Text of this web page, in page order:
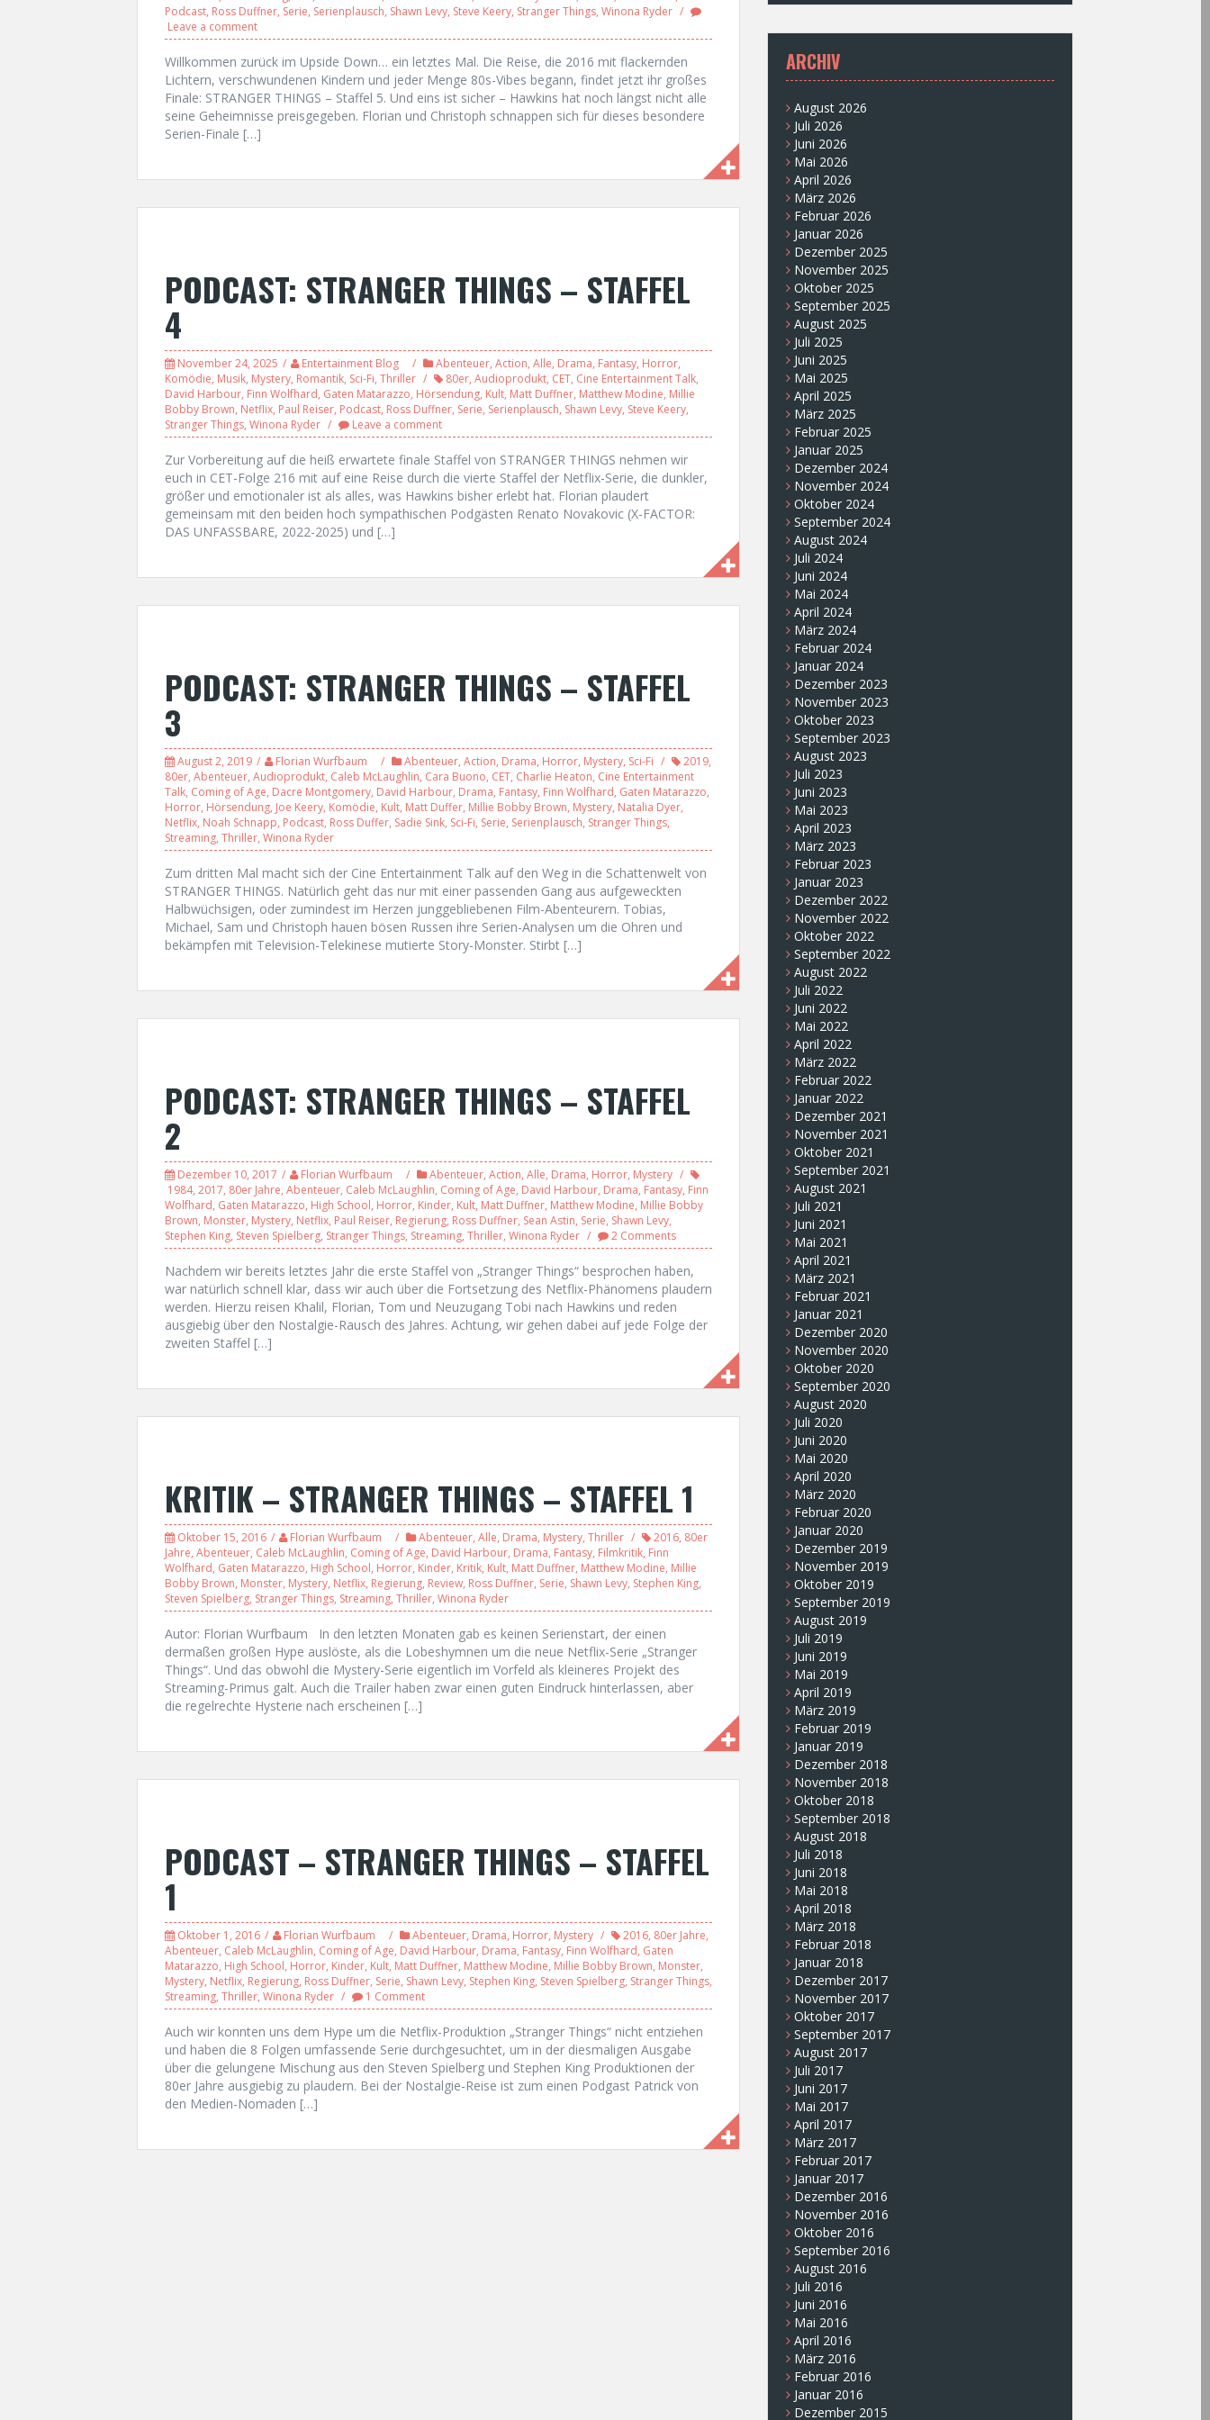
Podcast, Ross Duffner, Serie, Serienplausch, Shawn Levy, Steve Keery, Stranger Things, Winona Ryder
Leave a comment
Willkommen zurück im Upside Down… ein letztes Mal. Die Reise, die 2016 mit flackernden
Lichtern, verschwundenen Kindern und jeder Menge 80s-Vibes begann, findet jetzt ihr großes
Finale: STRANGER THINGS – Staffel 5. Und eins ist sicher – Hawkins hat noch längst nicht alle
seine Geheimnisse preisgegeben. Florian und Christoph schnappen sich für dieses besondere
Serien-Finale […]
PODCAST: STRANGER THINGS – STAFFEL
4
November 24, 2025 Entertainment Blog Abenteuer, Action, Alle, Drama, Fantasy, Horror,
Komödie, Musik, Mystery, Romantik, Sci-Fi, Thriller 80er, Audioprodukt, CET, Cine Entertainment Talk,
David Harbour, Finn Wolfhard, Gaten Matarazzo, Hörsendung, Kult, Matt Duffner, Matthew Modine, Millie
Bobby Brown, Netflix, Paul Reiser, Podcast, Ross Duffner, Serie, Serienplausch, Shawn Levy, Steve Keery,
Stranger Things, Winona Ryder Leave a comment
Zur Vorbereitung auf die heiß erwartete finale Staffel von STRANGER THINGS nehmen wir
euch in CET-Folge 216 mit auf eine Reise durch die vierte Staffel der Netflix-Serie, die dunkler,
größer und emotionaler ist als alles, was Hawkins bisher erlebt hat. Florian plaudert
gemeinsam mit den beiden hoch sympathischen Podgästen Renato Novakovic (X-FACTOR:
DAS UNFASSBARE, 2022-2025) und […]
PODCAST: STRANGER THINGS – STAFFEL
3
August 2, 2019 Florian Wurfbaum Abenteuer, Action, Drama, Horror, Mystery, Sci-Fi 2019,
80er, Abenteuer, Audioprodukt, Caleb McLaughlin, Cara Buono, CET, Charlie Heaton, Cine Entertainment
Talk, Coming of Age, Dacre Montgomery, David Harbour, Drama, Fantasy, Finn Wolfhard, Gaten Matarazzo,
Horror, Hörsendung, Joe Keery, Komödie, Kult, Matt Duffer, Millie Bobby Brown, Mystery, Natalia Dyer,
Netflix, Noah Schnapp, Podcast, Ross Duffer, Sadie Sink, Sci-Fi, Serie, Serienplausch, Stranger Things,
Streaming, Thriller, Winona Ryder
Zum dritten Mal macht sich der Cine Entertainment Talk auf den Weg in die Schattenwelt von
STRANGER THINGS. Natürlich geht das nur mit einer passenden Gang aus aufgeweckten
Halbwüchsigen, oder zumindest im Herzen junggebliebenen Film-Abenteurern. Tobias,
Michael, Sam und Christoph hauen bösen Russen ihre Serien-Analysen um die Ohren und
bekämpfen mit Television-Telekinese mutierte Story-Monster. Stirbt […]
PODCAST: STRANGER THINGS – STAFFEL
2
Dezember 10, 2017 Florian Wurfbaum Abenteuer, Action, Alle, Drama, Horror, Mystery
1984, 2017, 80er Jahre, Abenteuer, Caleb McLaughlin, Coming of Age, David Harbour, Drama, Fantasy, Finn
Wolfhard, Gaten Matarazzo, High School, Horror, Kinder, Kult, Matt Duffner, Matthew Modine, Millie Bobby
Brown, Monster, Mystery, Netflix, Paul Reiser, Regierung, Ross Duffner, Sean Astin, Serie, Shawn Levy,
Stephen King, Steven Spielberg, Stranger Things, Streaming, Thriller, Winona Ryder 2 Comments
Nachdem wir bereits letztes Jahr die erste Staffel von „Stranger Things“ besprochen haben,
war natürlich schnell klar, dass wir auch über die Fortsetzung des Netflix-Phänomens plaudern
werden. Hierzu reisen Khalil, Florian, Tom und Neuzugang Tobi nach Hawkins und reden
ausgiebig über den Nostalgie-Rausch des Jahres. Achtung, wir gehen dabei auf jede Folge der
zweiten Staffel […]
KRITIK – STRANGER THINGS – STAFFEL 1
Oktober 15, 2016 Florian Wurfbaum Abenteuer, Alle, Drama, Mystery, Thriller 2016, 80er
Jahre, Abenteuer, Caleb McLaughlin, Coming of Age, David Harbour, Drama, Fantasy, Filmkritik, Finn
Wolfhard, Gaten Matarazzo, High School, Horror, Kinder, Kritik, Kult, Matt Duffner, Matthew Modine, Millie
Bobby Brown, Monster, Mystery, Netflix, Regierung, Review, Ross Duffner, Serie, Shawn Levy, Stephen King,
Steven Spielberg, Stranger Things, Streaming, Thriller, Winona Ryder
Autor: Florian Wurfbaum In den letzten Monaten gab es keinen Serienstart, der einen
dermaßen großen Hype auslöste, als die Lobeshymnen um die neue Netflix-Serie „Stranger
Things“. Und das obwohl die Mystery-Serie eigentlich im Vorfeld als kleineres Projekt des
Streaming-Primus galt. Auch die Trailer haben zwar einen guten Eindruck hinterlassen, aber
die regelrechte Hysterie nach erscheinen […]
PODCAST – STRANGER THINGS – STAFFEL
1
Oktober 1, 2016 Florian Wurfbaum Abenteuer, Drama, Horror, Mystery 2016, 80er Jahre,
Abenteuer, Caleb McLaughlin, Coming of Age, David Harbour, Drama, Fantasy, Finn Wolfhard, Gaten
Matarazzo, High School, Horror, Kinder, Kult, Matt Duffner, Matthew Modine, Millie Bobby Brown, Monster,
Mystery, Netflix, Regierung, Ross Duffner, Serie, Shawn Levy, Stephen King, Steven Spielberg, Stranger Things,
Streaming, Thriller, Winona Ryder 1 Comment
Auch wir konnten uns dem Hype um die Netflix-Produktion „Stranger Things“ nicht entziehen
und haben die 8 Folgen umfassende Serie durchgesuchtet, um in der diesmaligen Ausgabe
über die gelungene Mischung aus den Steven Spielberg und Stephen King Produktionen der
80er Jahre ausgiebig zu plaudern. Bei der Nostalgie-Reise ist zum einen Podgast Patrick von
den Medien-Nomaden […]
ARCHIV
August 2026
Juli 2026
Juni 2026
Mai 2026
April 2026
März 2026
Februar 2026
Januar 2026
Dezember 2025
November 2025
Oktober 2025
September 2025
August 2025
Juli 2025
Juni 2025
Mai 2025
April 2025
März 2025
Februar 2025
Januar 2025
Dezember 2024
November 2024
Oktober 2024
September 2024
August 2024
Juli 2024
Juni 2024
Mai 2024
April 2024
März 2024
Februar 2024
Januar 2024
Dezember 2023
November 2023
Oktober 2023
September 2023
August 2023
Juli 2023
Juni 2023
Mai 2023
April 2023
März 2023
Februar 2023
Januar 2023
Dezember 2022
November 2022
Oktober 2022
September 2022
August 2022
Juli 2022
Juni 2022
Mai 2022
April 2022
März 2022
Februar 2022
Januar 2022
Dezember 2021
November 2021
Oktober 2021
September 2021
August 2021
Juli 2021
Juni 2021
Mai 2021
April 2021
März 2021
Februar 2021
Januar 2021
Dezember 2020
November 2020
Oktober 2020
September 2020
August 2020
Juli 2020
Juni 2020
Mai 2020
April 2020
März 2020
Februar 2020
Januar 2020
Dezember 2019
November 2019
Oktober 2019
September 2019
August 2019
Juli 2019
Juni 2019
Mai 2019
April 2019
März 2019
Februar 2019
Januar 2019
Dezember 2018
November 2018
Oktober 2018
September 2018
August 2018
Juli 2018
Juni 2018
Mai 2018
April 2018
März 2018
Februar 2018
Januar 2018
Dezember 2017
November 2017
Oktober 2017
September 2017
August 2017
Juli 2017
Juni 2017
Mai 2017
April 2017
März 2017
Februar 2017
Januar 2017
Dezember 2016
November 2016
Oktober 2016
September 2016
August 2016
Juli 2016
Juni 2016
Mai 2016
April 2016
März 2016
Februar 2016
Januar 2016
Dezember 2015